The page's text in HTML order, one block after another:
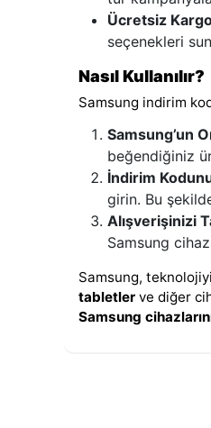
Ücretsiz
seçenekleri
Nasıl Kullanılır?
Samsung indirim
Samsung’un
beğendiğiniz
İndirim
girin. Bu
Alışverişinizi
Samsung
Samsung,
tabletler ve diğer
Samsung